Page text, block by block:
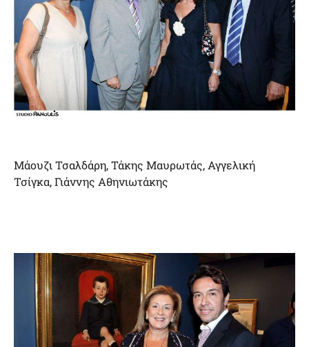
Μάουζι Τσαλδάρη, Τάκης Μαυρωτάς, Αγγελική
Τσίγκα, Γιάννης Αθηνιωτάκης